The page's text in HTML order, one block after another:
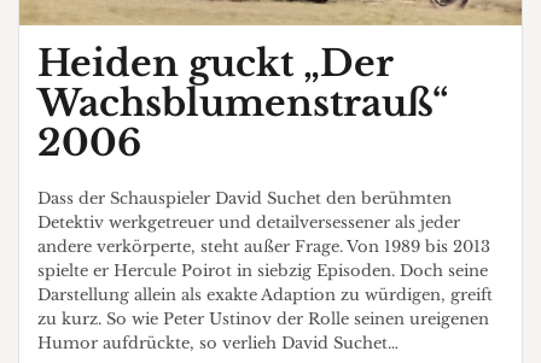
Heiden guckt „Der
Wachsblumenstrauß“
2006
Dass der Schauspieler David Suchet den berühmten
Detektiv werkgetreuer und detailversessener als jeder
andere verkörperte, steht außer Frage. Von 1989 bis 2013
spielte er Hercule Poirot in siebzig Episoden. Doch seine
Darstellung allein als exakte Adaption zu würdigen, greift
zu kurz. So wie Peter Ustinov der Rolle seinen ureigenen
Humor aufdrückte, so verlieh David Suchet…